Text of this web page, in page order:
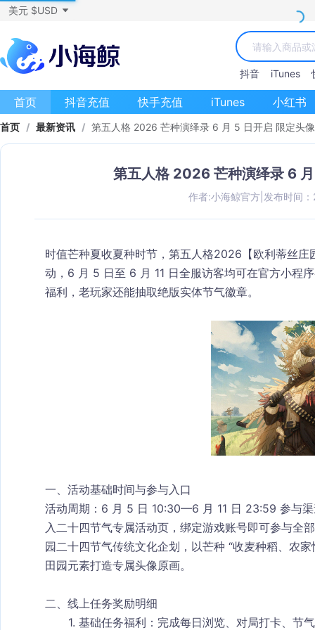
美元 $USD
抖音 iTunes
首页 抖音充值 快手充值 iTunes 小红书
首页 / 最新资讯 / 第五人格 2026 芒种演绎录 6 月 5 日开启 限定头
第五人格 2026 芒种演绎录 6
作者:小海鲸官方| 发布时间
时值芒种夏收夏种时节，第五人格2026【欧利蒂丝
动，6 月 5 日至 6 月 11 日全服访客均可在官方小程
福利，老玩家还能抽取绝版实体节气徽章。
一、活动基础时间与参与入口
活动周期 ：6 月 5 日 10:30—6 月 11 日 23:59 参与
入二十四节气专属活动页，绑定游戏账号即可参与全
园二十四节气传统文化企划，以芒种 “收麦种稻、农
田园元素打造专属头像原画。
二、线上任务奖励明细
基础任务福利 ：完成每日浏览、对局打卡、节